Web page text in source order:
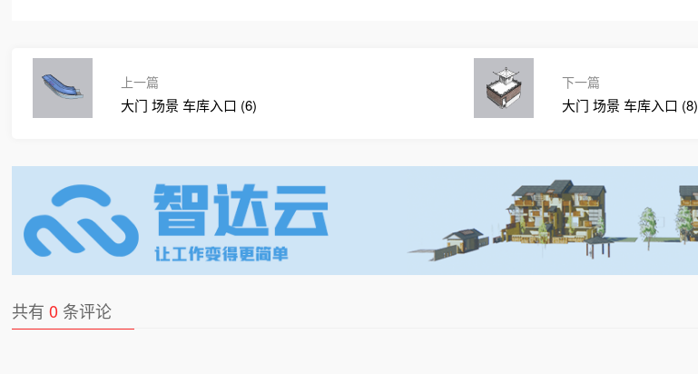
上一篇
大门 场景 车库入口 (6)
下一篇
大门 场景 车库入口 (8)
共有0 条评论